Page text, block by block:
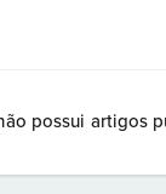
possui artigos